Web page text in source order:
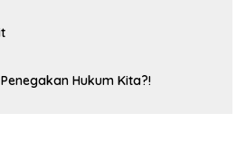
Hukum Kita?!